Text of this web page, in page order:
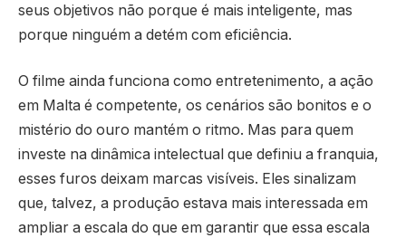
seus objetivos não porque é mais inteligente, mas
porque ninguém a detém com eficiência.
O filme ainda funciona como entretenimento, a ação
em Malta é competente, os cenários são bonitos e o
mistério do ouro mantém o ritmo. Mas para quem
investe na dinâmica intelectual que definiu a franquia,
esses furos deixam marcas visíveis. Eles sinalizam
que, talvez, a produção estava mais interessada em
ampliar a escala do que em garantir que essa escala